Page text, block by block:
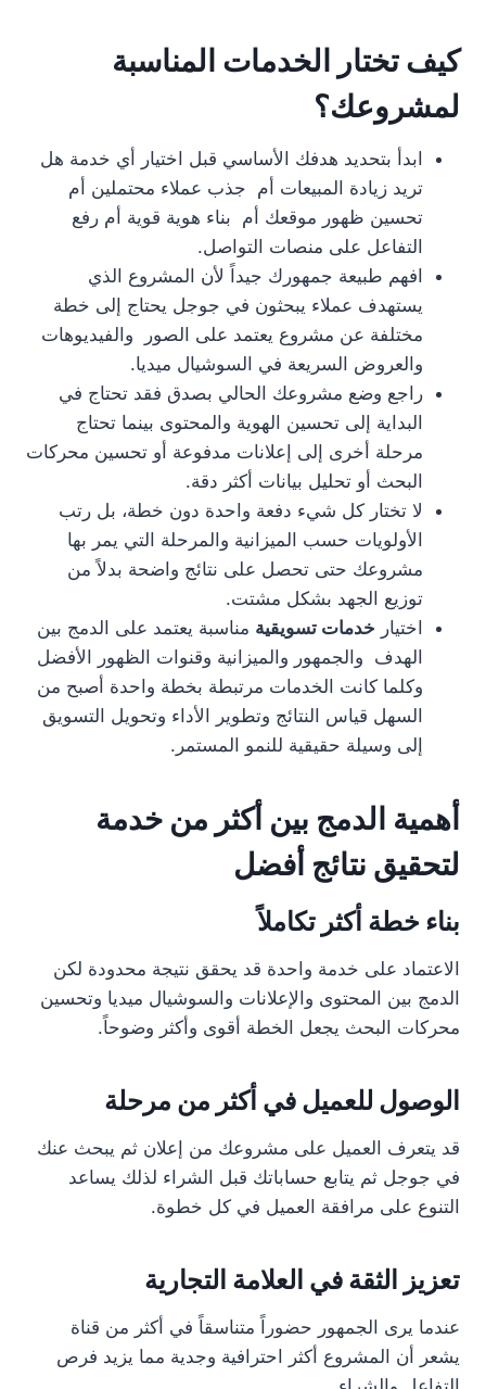
كيف تختار الخدمات المناسبة
لمشروعك؟
ابدأ بتحديد هدفك الأساسي قبل اختيار أي خدمة هل
تريد زيادة المبيعات أم جذب عملاء محتملين أم
تحسين ظهور موقعك أم بناء هوية قوية أم رفع
التفاعل على منصات التواصل.
افهم طبيعة جمهورك جيداً لأن المشروع الذي
يستهدف عملاء يبحثون في جوجل يحتاج إلى خطة
مختلفة عن مشروع يعتمد على الصور والفيديوهات
والعروض السريعة في السوشيال ميديا.
راجع وضع مشروعك الحالي بصدق فقد تحتاج في
البداية إلى تحسين الهوية والمحتوى بينما تحتاج
مرحلة أخرى إلى إعلانات مدفوعة أو تحسين محركات
البحث أو تحليل بيانات أكثر دقة.
لا تختار كل شيء دفعة واحدة دون خطة، بل رتب
الأولويات حسب الميزانية والمرحلة التي يمر بها
مشروعك حتى تحصل على نتائج واضحة بدلاً من
توزيع الجهد بشكل مشتت.
اختيار خدمات تسويقية مناسبة يعتمد على الدمج بين
الهدف والجمهور والميزانية وقنوات الظهور الأفضل
وكلما كانت الخدمات مرتبطة بخطة واحدة أصبح من
السهل قياس النتائج وتطوير الأداء وتحويل التسويق
إلى وسيلة حقيقية للنمو المستمر.
أهمية الدمج بين أكثر من خدمة
لتحقيق نتائج أفضل
بناء خطة أكثر تكاملاً
الاعتماد على خدمة واحدة قد يحقق نتيجة محدودة لكن
الدمج بين المحتوى والإعلانات والسوشيال ميديا وتحسين
محركات البحث يجعل الخطة أقوى وأكثر وضوحاً.
الوصول للعميل في أكثر من مرحلة
قد يتعرف العميل على مشروعك من إعلان ثم يبحث عنك
في جوجل ثم يتابع حساباتك قبل الشراء لذلك يساعد
التنوع على مرافقة العميل في كل خطوة.
تعزيز الثقة في العلامة التجارية
عندما يرى الجمهور حضوراً متناسقاً في أكثر من قناة
يشعر أن المشروع أكثر احترافية وجدية مما يزيد فرص